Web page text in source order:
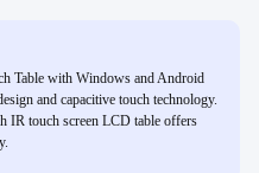
Table with Windows and Android
and capacitive touch technology.
IR touch screen LCD table offers